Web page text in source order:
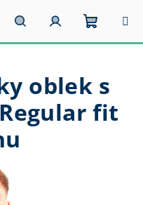
HľadaťPrihlásenie
košík
oblek s
fit